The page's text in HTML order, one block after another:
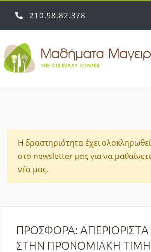
210 98 82 378
Η δραστηριότητα έχει
στο newsletter μας για να
νέα μας.
ΠΡΟΣΦΟΡΑ: ΑΠΕΡΙΟΡΙΣΤΑ
ΣΤΗΝ ΠΡΟΝΟΜΙΑΚΗ